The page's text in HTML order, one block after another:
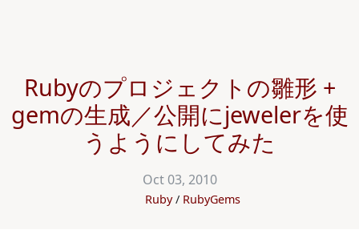
Rubyのプロジェクトの雛形 +
gemの生成／公開にjewelerを使
うようにしてみた
Oct 03, 2010
Ruby RubyGems